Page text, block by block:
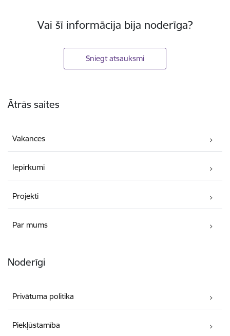
Vai šī informācija bija noderīga?
Sniegt atsauksmi
Ātrās saites
Vakances
Iepirkumi
Projekti
Par mums
Noderīgi
Privātuma politika
Piekļūstamība